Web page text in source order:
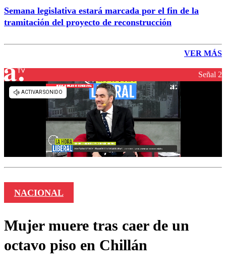
Semana legislativa estará marcada por el fin de la
tramitación del proyecto de reconstrucción
VER MÁS
Señal 2
NACIONAL
Mujer muere tras caer de un
octavo piso en Chillán